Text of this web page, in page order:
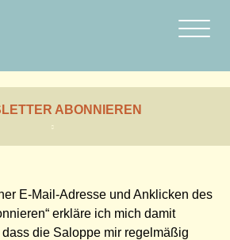
ABONNIEREN
E-Mail-Adresse und Anklicken des
erkläre ich mich damit
die Saloppe mir regelmäßig